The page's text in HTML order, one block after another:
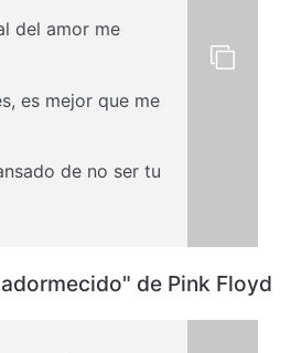
del amor me
es mejor que me
de no ser tu
de Pink Floyd